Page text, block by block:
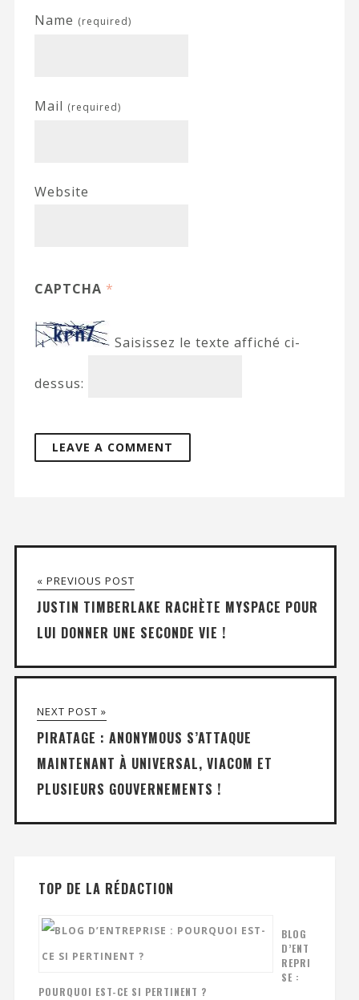
Name (required)
Mail (required)
Website
CAPTCHA *
Saisissez le texte affiché ci-
dessus:
« PREVIOUS POST
JUSTIN TIMBERLAKE RACHÈTE MYSPACE POUR
LUI DONNER UNE SECONDE VIE !
NEXT POST »
PIRATAGE : ANONYMOUS S’ATTAQUE
MAINTENANT À UNIVERSAL, VIACOM ET
PLUSIEURS GOUVERNEMENTS !
TOP DE LA RÉDACTION
BLOG
D’ENT
REPRI
SE :
POURQUOI EST-CE SI PERTINENT ?